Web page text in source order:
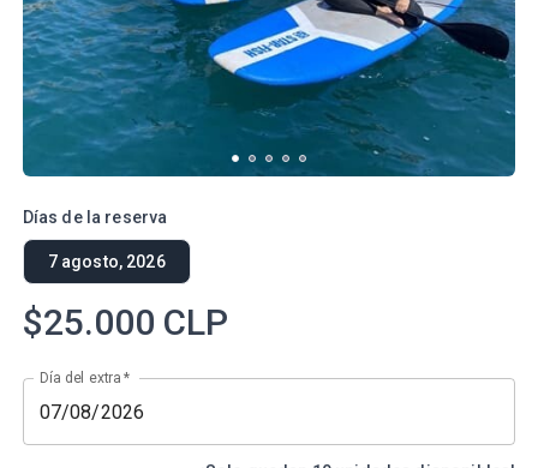
Días de la reserva
7 agosto, 2026
$25.000 CLP
Día del extra *